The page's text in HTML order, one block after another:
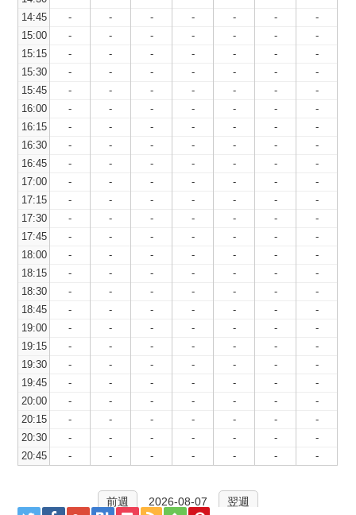
14:45
- - - - - -
-
15:00
- - - - - -
-
15:15
- - - - - -
-
15:30
- - - - - -
-
15:45
- - - - - -
-
16:00
- - - - - -
-
16:15
- - - - - -
-
16:30
- - - - - -
-
16:45
- - - - - -
-
17:00
- - - - - -
-
17:15
- - - - - -
-
17:30
- - - - - -
-
17:45
- - - - - -
-
18:00
- - - - - -
-
18:15
- - - - - -
-
18:30
- - - - - -
-
18:45
- - - - - -
-
19:00
- - - - - -
-
19:15
- - - - - -
-
19:30
- - - - - -
-
19:45
- - - - - -
-
20:00
- - - - - -
-
20:15
- - - - - -
-
20:30
- - - - - -
-
20:45
- - - - - - -
前週 2026-08-07 翌週